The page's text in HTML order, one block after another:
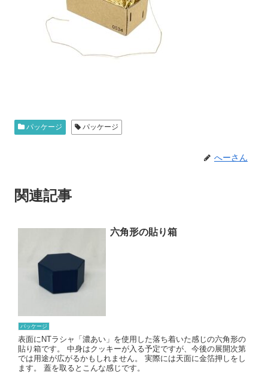
パッケージ パッケージ
へーさん
関連記事
パッケージ
六角形の貼り箱
表面にNTラシャ「濃あい」を使用した落ち着いた感じの六角形の
貼り箱です。 中身はクッキーが入る予定ですが、今後の展開次第
では用途が広がるかもしれません。 実際には天面に金箔押しをし
ます。 蓋を取るとこんな感じです。